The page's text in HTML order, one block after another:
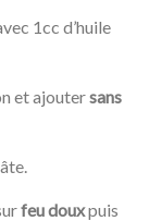
1cc d’huile
et ajoutersans
feu douxpuis